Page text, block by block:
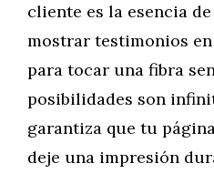
cliente es la esencia
mostrar testimonios
para tocar una fibra
posibilidades son
garantiza que tu
deje una impresión